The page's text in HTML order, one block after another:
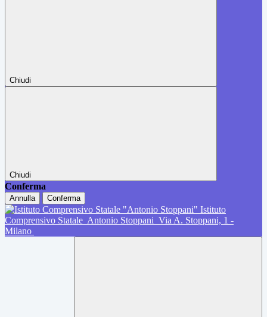
Chiudi
Chiudi
Conferma
Annulla Conferma
Istituto
Comprensivo Statale Antonio Stoppani Via A. Stoppani, 1 -
Milano